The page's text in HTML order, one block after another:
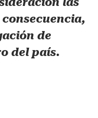
de
del país.